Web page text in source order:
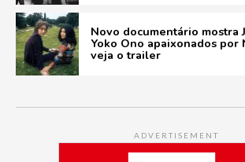
Novo documentário mostra
Yoko Ono apaixonados por
veja o trailer
ADVERTISEMENT